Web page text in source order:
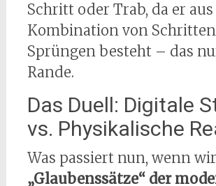
Schritt oder Trab, da er
Kombination von
Sprüngen besteht – das
Rande.
Das Duell: Digitale
vs. Physikalische
Was passiert nun, wenn
„Glaubenssätze“ der